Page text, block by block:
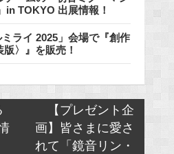
in TOKYO 出展情報！
ライ 2025」会場で『創作
〉』を販売！
【プレゼント企
画】皆さまに愛さ
れて「鏡音リン・